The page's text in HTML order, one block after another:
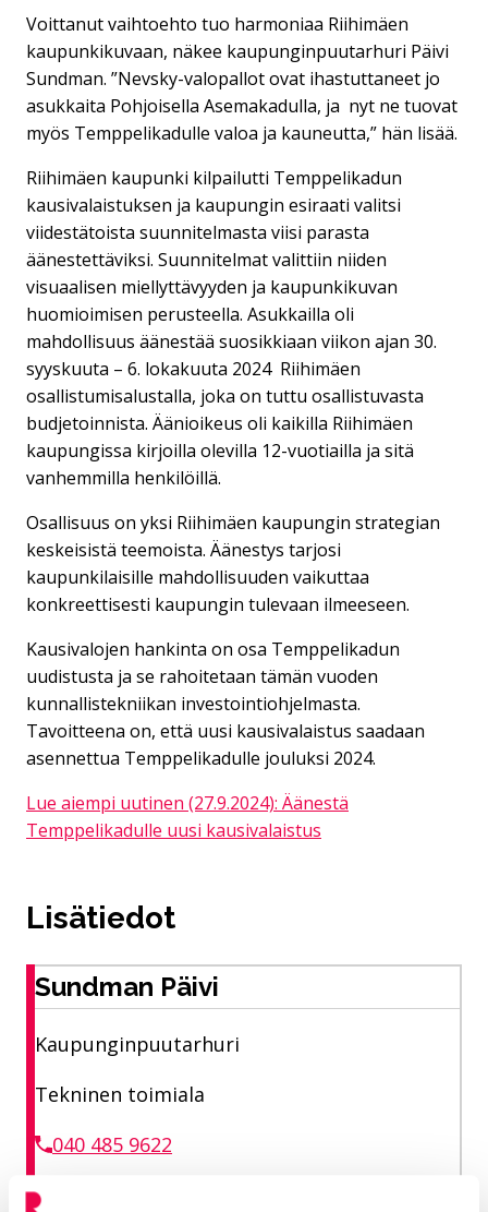
Voittanut vaihtoehto tuo harmoniaa Riihimäen
kaupunkikuvaan, näkee kaupunginpuutarhuri Päivi
Sundman. ”Nevsky-valopallot ovat ihastuttaneet jo
asukkaita Pohjoisella Asemakadulla, ja nyt ne tuovat
myös Temppelikadulle valoa ja kauneutta,” hän lisää.
Riihimäen kaupunki kilpailutti Temppelikadun
kausivalaistuksen ja kaupungin esiraati valitsi
viidestätoista suunnitelmasta viisi parasta
äänestettäviksi. Suunnitelmat valittiin niiden
visuaalisen miellyttävyyden ja kaupunkikuvan
huomioimisen perusteella. Asukkailla oli
mahdollisuus äänestää suosikkiaan viikon ajan 30.
syyskuuta – 6. lokakuuta 2024 Riihimäen
osallistumisalustalla, joka on tuttu osallistuvasta
budjetoinnista. Äänioikeus oli kaikilla Riihimäen
kaupungissa kirjoilla olevilla 12-vuotiailla ja sitä
vanhemmilla henkilöillä.
Osallisuus on yksi Riihimäen kaupungin strategian
keskeisistä teemoista. Äänestys tarjosi
kaupunkilaisille mahdollisuuden vaikuttaa
konkreettisesti kaupungin tulevaan ilmeeseen.
Kausivalojen hankinta on osa Temppelikadun
uudistusta ja se rahoitetaan tämän vuoden
kunnallistekniikan investointiohjelmasta.
Tavoitteena on, että uusi kausivalaistus saadaan
asennettua Temppelikadulle jouluksi 2024.
Lue aiempi uutinen (27.9.2024): Äänestä
Temppelikadulle uusi kausivalaistus
Lisätiedot
Sundman Päivi
Kaupunginpuutarhuri
Tekninen toimiala
040 485 9622